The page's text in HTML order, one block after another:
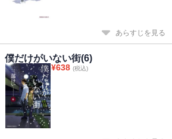
あらすじを見る
僕だけがいない街(6)
¥638 (税込)